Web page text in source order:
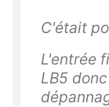
C'était
L'entrée
LB5